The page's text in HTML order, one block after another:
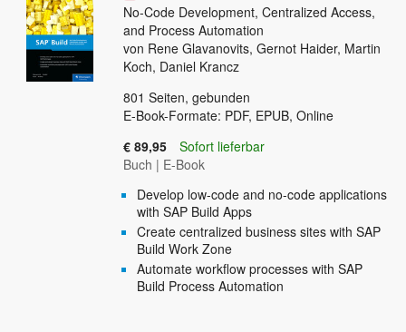
No-Code Development, Centralized Access,
and Process Automation
von Rene Glavanovits, Gernot Haider, Martin
Koch, Daniel Krancz
801 Seiten, gebunden
E-Book-Formate: PDF, EPUB, Online
€ 89,95
Sofort lieferbar
Buch | E-Book
Develop low-code and no-code applications
with SAP Build Apps
Create centralized business sites with SAP
Build Work Zone
Automate workflow processes with SAP
Build Process Automation